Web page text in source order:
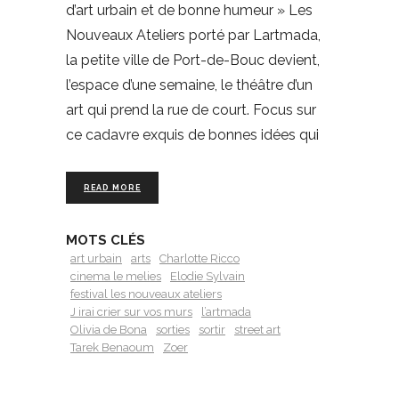
d’art urbain et de bonne humeur » Les
Nouveaux Ateliers porté par Lartmada,
la petite ville de Port-de-Bouc devient,
l’espace d’une semaine, le théâtre d’un
art qui prend la rue de court. Focus sur
ce cadavre exquis de bonnes idées qui
READ MORE
MOTS CLÉS
art urbain arts
Charlotte Ricco
cinema le melies
Elodie Sylvain
festival les nouveaux ateliers
J irai crier sur vos murs
l’artmada
Olivia de Bona
sorties sortir
street art
Tarek Benaoum
Zoer